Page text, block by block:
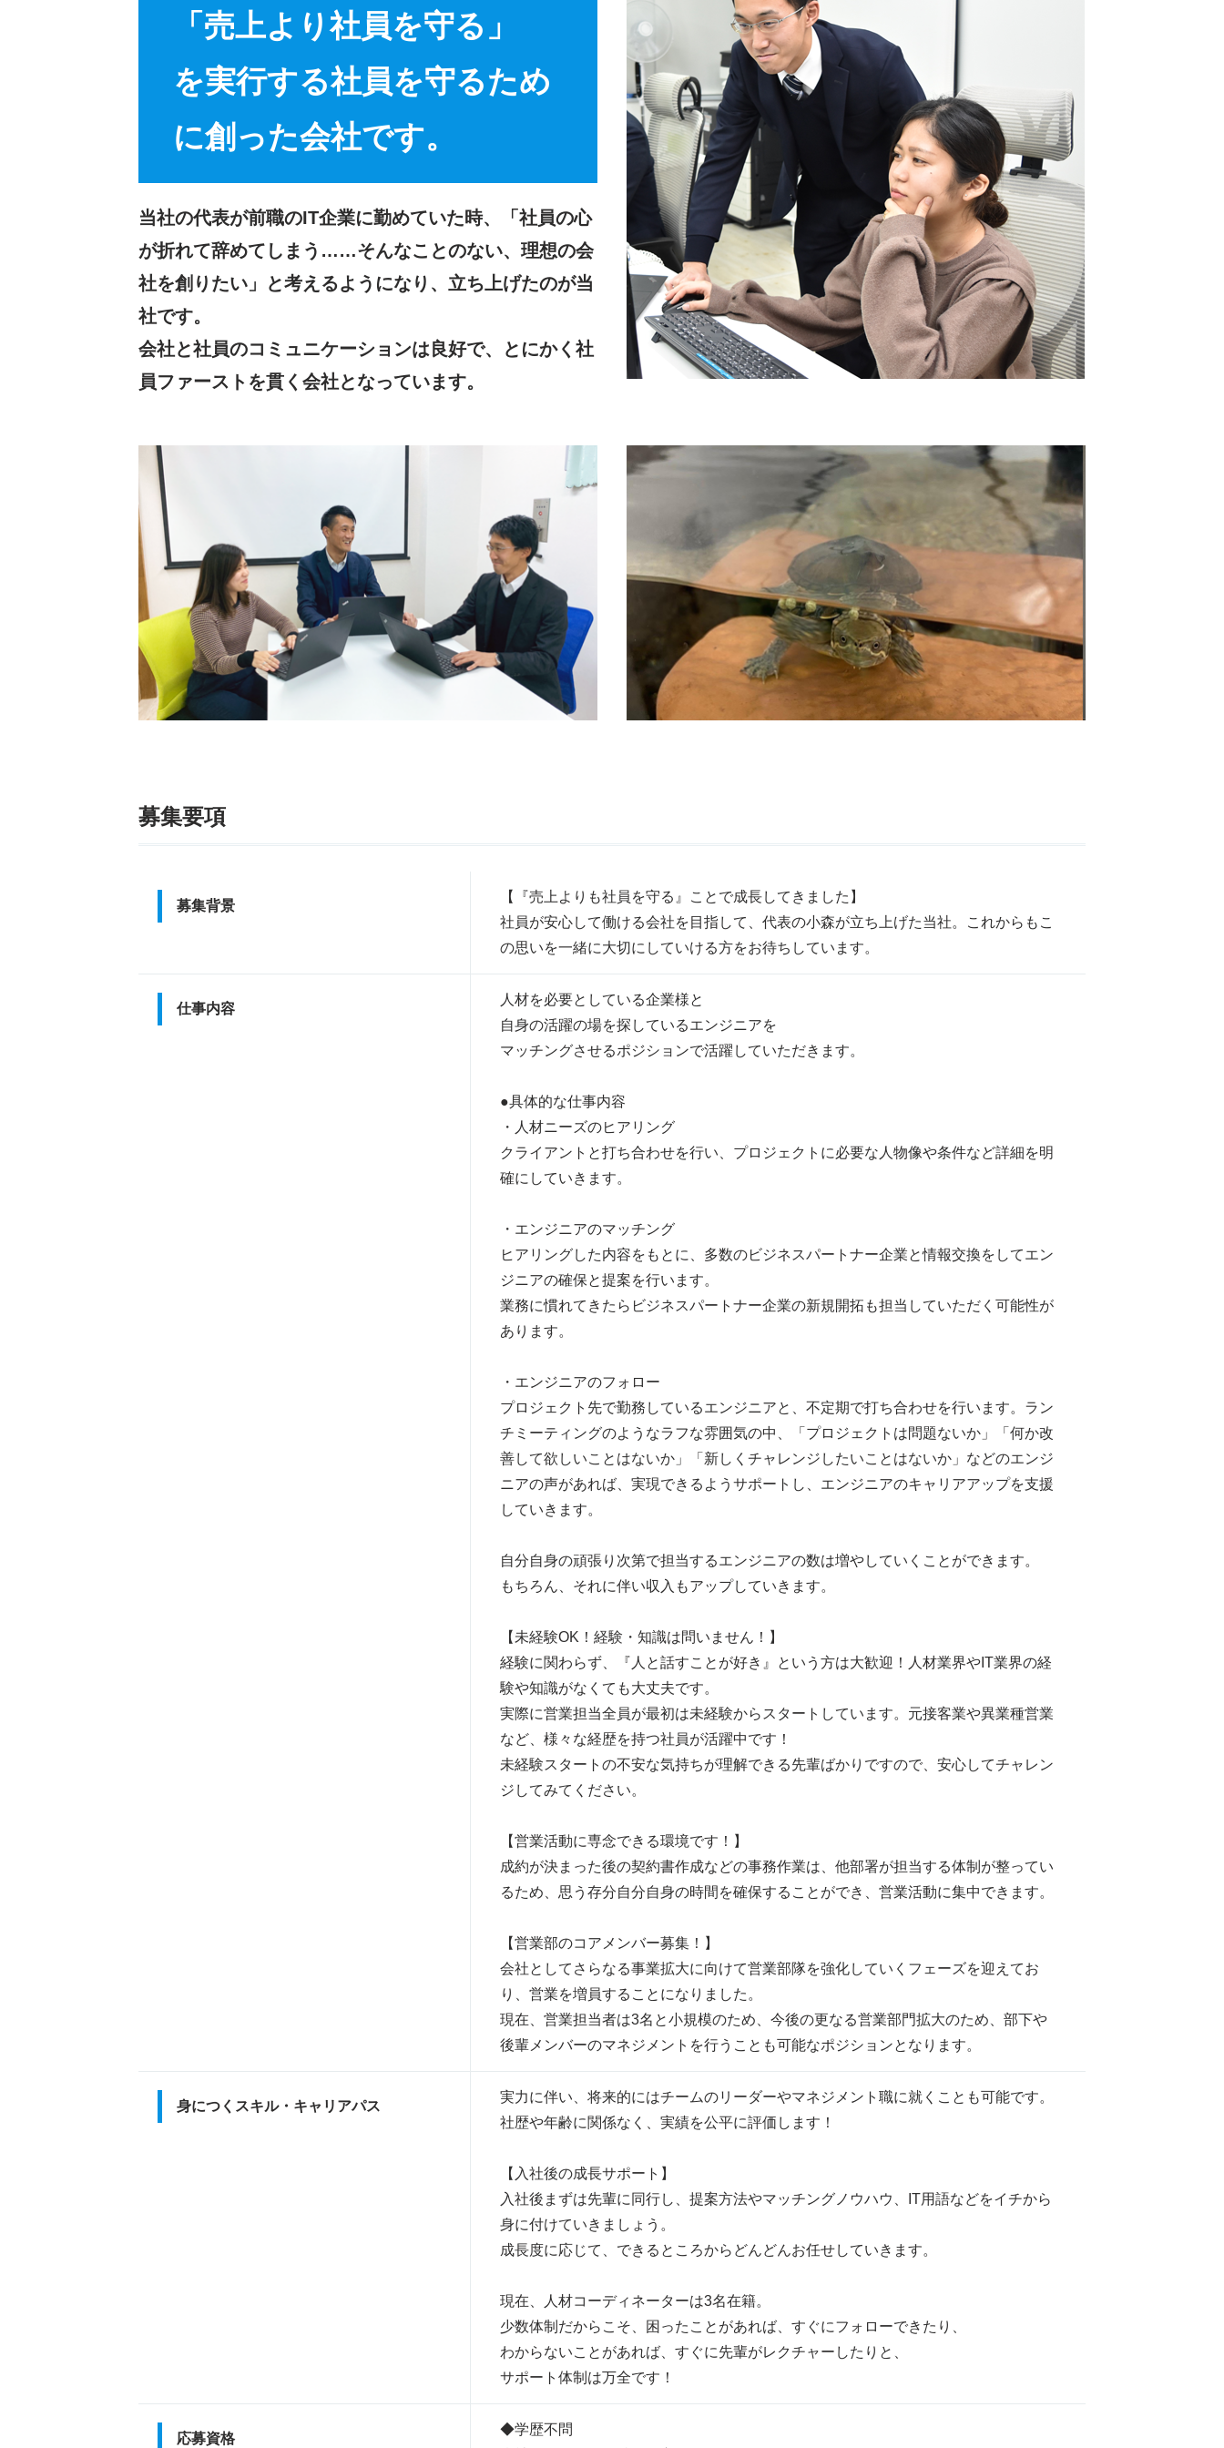
「売上より社員を守る」
を実行する社員を守るため
に創った会社です。
当社の代表が前職のIT企業に勤めていた時、「社員の心
が折れて辞めてしまう……そんなことのない、理想の会
社を創りたい」と考えるようになり、立ち上げたのが当
社です。
会社と社員のコミュニケーションは良好で、とにかく社
員ファーストを貫く会社となっています。
募集要項
募集背景
【『売上よりも社員を守る』ことで成長してきました】
社員が安心して働ける会社を目指して、代表の小森が立ち上げた当社。これからもこ
の思いを一緒に大切にしていける方をお待ちしています。
仕事内容
人材を必要としている企業様と
自身の活躍の場を探しているエンジニアを
マッチングさせるポジションで活躍していただきます。
●具体的な仕事内容
・人材ニーズのヒアリング
クライアントと打ち合わせを行い、プロジェクトに必要な人物像や条件など詳細を明
確にしていきます。
・エンジニアのマッチング
ヒアリングした内容をもとに、多数のビジネスパートナー企業と情報交換をしてエン
ジニアの確保と提案を行います。
業務に慣れてきたらビジネスパートナー企業の新規開拓も担当していただく可能性が
あります。
・エンジニアのフォロー
プロジェクト先で勤務しているエンジニアと、不定期で打ち合わせを行います。ラン
チミーティングのようなラフな雰囲気の中、「プロジェクトは問題ないか」「何か改
善して欲しいことはないか」「新しくチャレンジしたいことはないか」などのエンジ
ニアの声があれば、実現できるようサポートし、エンジニアのキャリアアップを支援
していきます。
自分自身の頑張り次第で担当するエンジニアの数は増やしていくことができます。
もちろん、それに伴い収入もアップしていきます。
【未経験OK！経験・知識は問いません！】
経験に関わらず、『人と話すことが好き』という方は大歓迎！人材業界やIT業界の経
験や知識がなくても大丈夫です。
実際に営業担当全員が最初は未経験からスタートしています。元接客業や異業種営業
など、様々な経歴を持つ社員が活躍中です！
未経験スタートの不安な気持ちが理解できる先輩ばかりですので、安心してチャレン
ジしてみてください。
【営業活動に専念できる環境です！】
成約が決まった後の契約書作成などの事務作業は、他部署が担当する体制が整ってい
るため、思う存分自分自身の時間を確保することができ、営業活動に集中できます。
【営業部のコアメンバー募集！】
会社としてさらなる事業拡大に向けて営業部隊を強化していくフェーズを迎えてお
り、営業を増員することになりました。
現在、営業担当者は3名と小規模のため、今後の更なる営業部門拡大のため、部下や
後輩メンバーのマネジメントを行うことも可能なポジションとなります。
身につくスキル・キャリアパス
実力に伴い、将来的にはチームのリーダーやマネジメント職に就くことも可能です。
社歴や年齢に関係なく、実績を公平に評価します！
【入社後の成長サポート】
入社後まずは先輩に同行し、提案方法やマッチングノウハウ、IT用語などをイチから
身に付けていきましょう。
成長度に応じて、できるところからどんどんお任せしていきます。
現在、人材コーディネーターは3名在籍。
少数体制だからこそ、困ったことがあれば、すぐにフォローできたり、
わからないことがあれば、すぐに先輩がレクチャーしたりと、
サポート体制は万全です！
応募資格
◆学歴不問